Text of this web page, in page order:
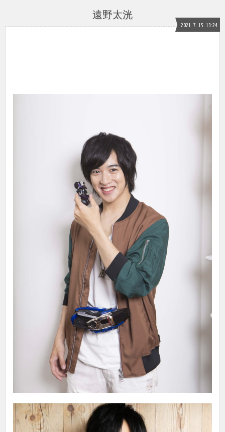
遠野太洸
2021. 7. 15. 13:24